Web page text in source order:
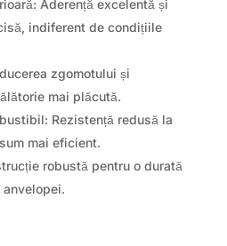
Aderență excelentă și
indiferent de condițiile
zgomotului și
mai plăcută.
Rezistență redusă la
mai eficient.
robustă pentru o durată